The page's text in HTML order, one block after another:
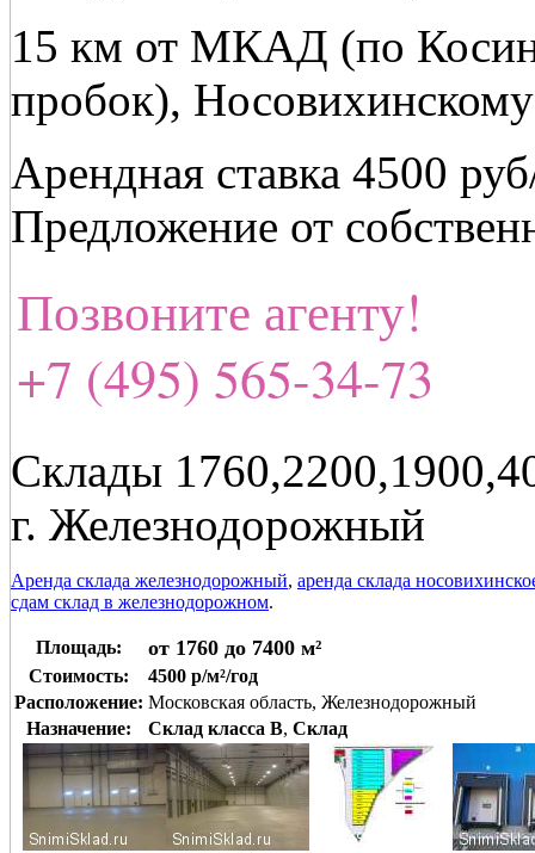
15 км от МКАД (по
пробок),
Арендная ставка 4500
Предложение от
Позвоните агенту!
+7 (495) 565-34-73
Склады
г. Железнодорожный
Аренда склада железнодорожный, аренда склада
сдам склад в железнодорожном.
Площадь: от 1760 до 7400 м²
Стоимость:
4500 р/м²/год
Расположение: Московская область, Железнодорожный
Назначение:
Склад класса B, Склад